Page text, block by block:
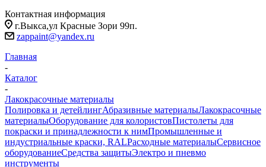
Контактная информация
г.Выкса,ул Красные Зори 99п.
zappaint@yandex.ru
Главная
-
Каталог
-
Лакокрасочные материалы
Полировка и детейлингАбразивные материалыЛакокрасочные
материалыОборудование для колористовПистолеты для
покраски и принадлежности к нимПромышленные и
индустриальные краски, RALРасходные материалыСервисное
оборудованиеСредства защитыЭлектро и пневмо
инструменты